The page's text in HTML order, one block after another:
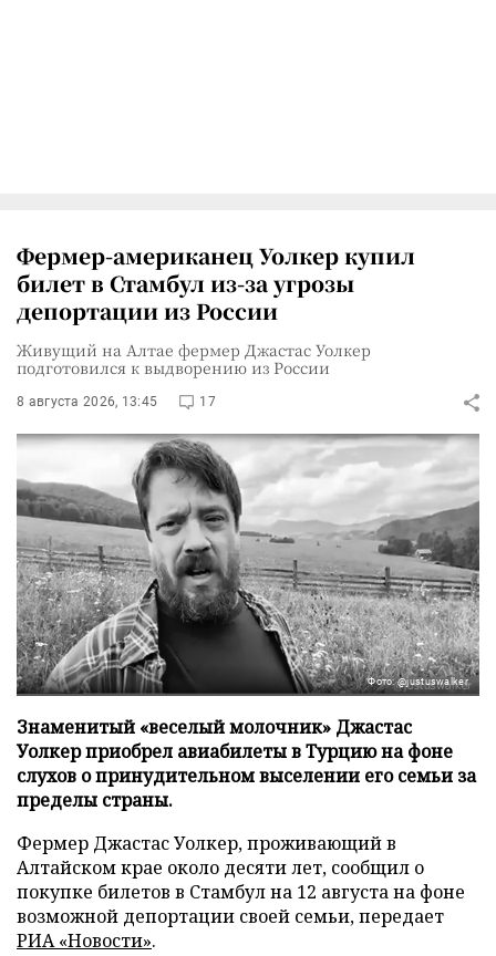
Фермер-американец Уолкер купил
билет в Стамбул из-за угрозы
депортации из России
Живущий на Алтае фермер Джастас Уолкер
подготовился к выдворению из России
8 августа 2026, 13:45 17
Фото: @justuswalker
Знаменитый «веселый молочник» Джастас
Уолкер приобрел авиабилеты в Турцию на фоне
слухов о принудительном выселении его семьи за
пределы страны.
Фермер Джастас Уолкер, проживающий в
Алтайском крае около десяти лет, сообщил о
покупке билетов в Стамбул на 12 августа на фоне
возможной депортации своей семьи, передает
РИА «Новости».